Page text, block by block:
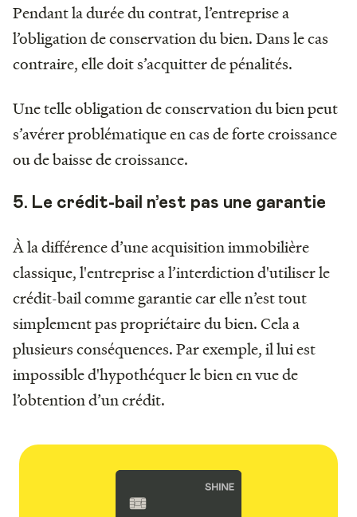
Pendant la durée du contrat, l’entreprise a
l’obligation de conservation du bien. Dans le cas
contraire, elle doit s’acquitter de pénalités.
Une telle obligation de conservation du bien peut
s’avérer problématique en cas de forte croissance
ou de baisse de croissance.
5. Le crédit-bail n’est pas une garantie
À la différence d’une acquisition immobilière
classique, l'entreprise a l’interdiction d'utiliser le
crédit-bail comme garantie car elle n’est tout
simplement pas propriétaire du bien. Cela a
plusieurs conséquences. Par exemple, il lui est
impossible d'hypothéquer le bien en vue de
l’obtention d’un crédit.